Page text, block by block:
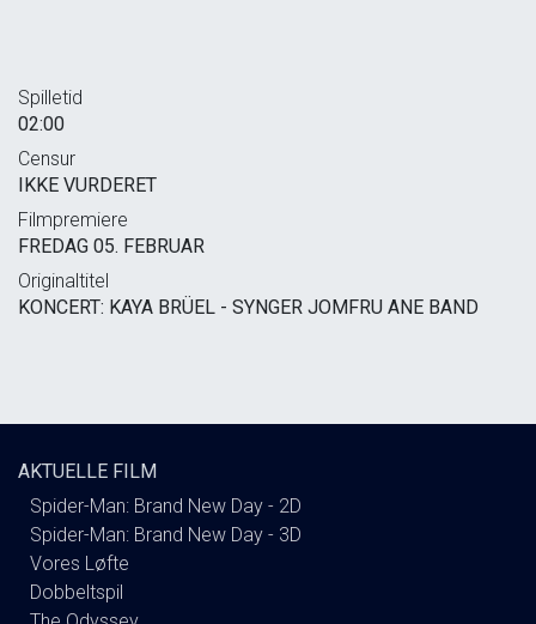
Spilletid
02:00
Censur
IKKE VURDERET
Filmpremiere
FREDAG 05. FEBRUAR
Originaltitel
KONCERT: KAYA BRÜEL - SYNGER JOMFRU ANE BAND
AKTUELLE FILM
Spider-Man: Brand New Day - 2D
Spider-Man: Brand New Day - 3D
Vores Løfte
Dobbeltspil